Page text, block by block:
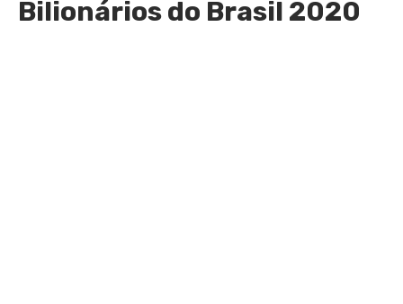
Bilionários do Brasil 2020